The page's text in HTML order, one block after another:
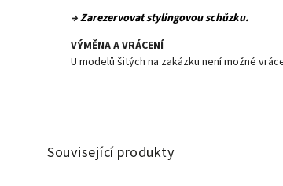
→Zarezervovat stylingovou schůzku.
VÝMĚNA A VRÁCENÍ
U modelů šitých na zakázku není možné
Související produkty